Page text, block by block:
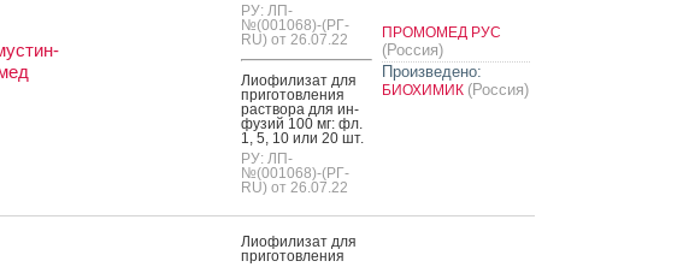
РУ: ЛП-
№(001068)-(РГ-
RU) от 26.07.22
Ли­офи­лизат для
при­готов­ле­ния
рас­тво­ра для ин­
фу­зий 100 мг: фл.
1, 5, 10 или 20 шт.
РУ: ЛП-
№(001068)-(РГ-
RU) от 26.07.22
ПРОМОМЕД РУС
(Россия)
Произведено:
БИОХИМИК (Россия)
Ли­офи­лизат для
при­готов­ле­ния